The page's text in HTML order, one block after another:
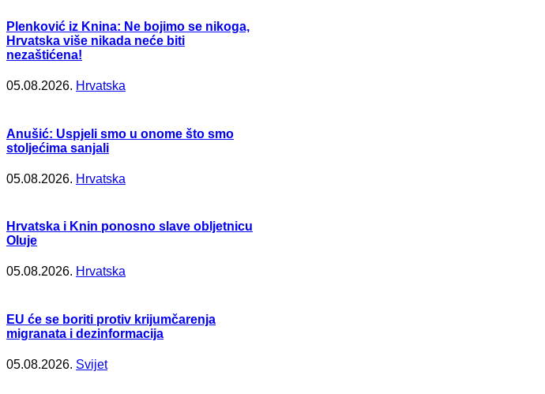
Plenković iz Knina: Ne bojimo se nikoga,
Hrvatska više nikada neće biti
nezaštićena!
05.08.2026. Hrvatska
Anušić: Uspjeli smo u onome što smo
stoljećima sanjali
05.08.2026. Hrvatska
Hrvatska i Knin ponosno slave obljetnicu
Oluje
05.08.2026. Hrvatska
EU će se boriti protiv krijumčarenja
migranata i dezinformacija
05.08.2026. Svijet